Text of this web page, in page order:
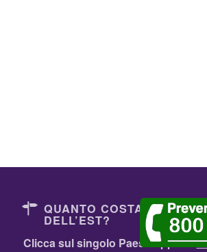
QUANTO COSTANO I
DELL’EST?
Clicca sul singolo Paese oppure